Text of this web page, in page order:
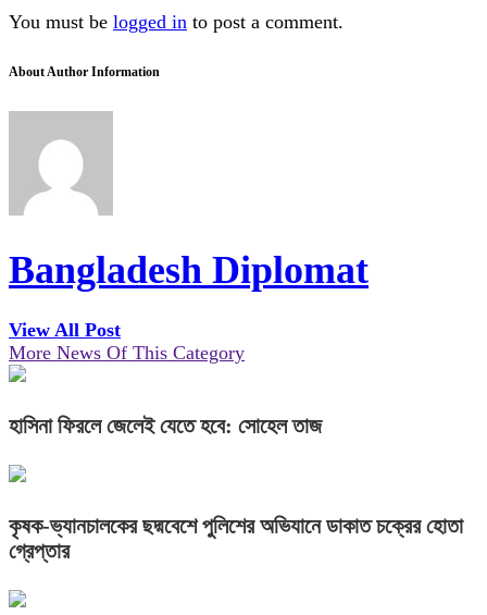
You must be logged in to post a comment.
About Author Information
Bangladesh Diplomat
View All Post
More News Of This Category
হাসিনা ফিরলে জেলেই যেতে হবে: সোহেল তাজ
কৃষক-ভ্যানচালকের ছদ্মবেশে পুলিশের অভিযানে ডাকাত চক্রের হোতা
গ্রেপ্তার